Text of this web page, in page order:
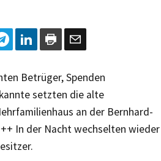
Betrüger, Spenden
setzten die alte
an der Bernhard-
In der Nacht wechselten wieder